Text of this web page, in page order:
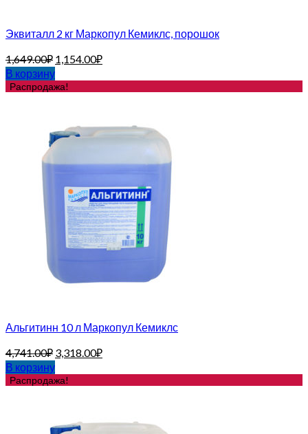
Эквиталл 2 кг Маркопул Кемиклс, порошок
1,649.00₽ 1,154.00₽
В корзину
Распродажа!
Альгитинн 10 л Маркопул Кемиклс
4,741.00₽ 3,318.00₽
В корзину
Распродажа!